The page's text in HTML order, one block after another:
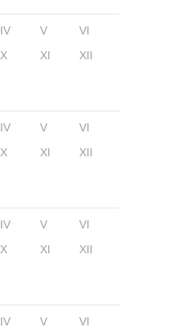
IV V
VI
X XI XII
IV V
VI
X XI XII
IV V
VI
X XI XII
IV V VI